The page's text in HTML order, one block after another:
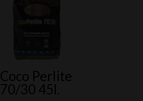
Coco Perlite
70/30 45l.